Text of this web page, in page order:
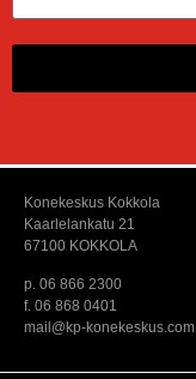
Konekeskus Kokkola
Kaarlelankatu 21
67100 KOKKOLA
p. 06 866 2300
f. 06 868 0401
mail@kp-konekeskus.com